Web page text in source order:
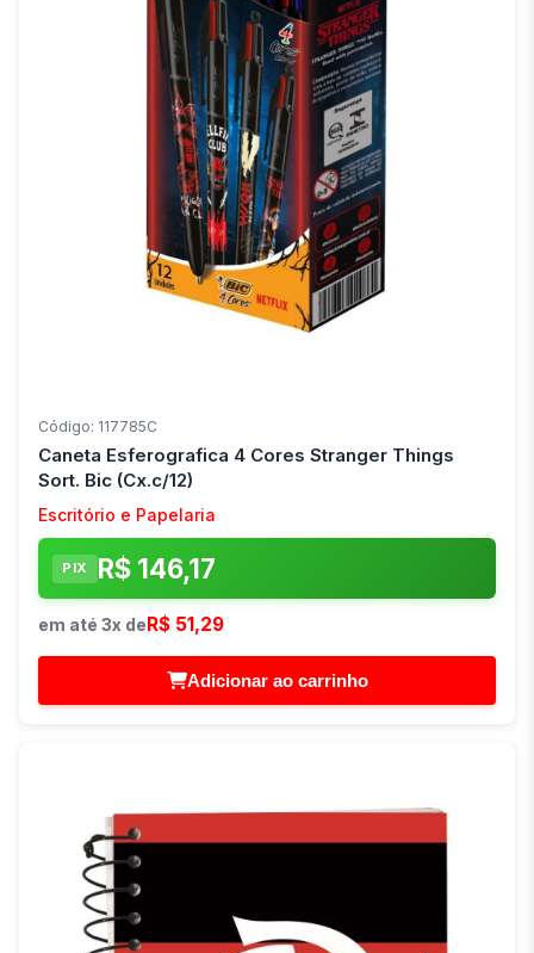
Código: 117785C
Caneta Esferografica 4 Cores Stranger Things
Sort. Bic (Cx.c/12)
Escritório e Papelaria
PIX R$ 146,17
em até 3x de R$ 51,29
Adicionar ao carrinho